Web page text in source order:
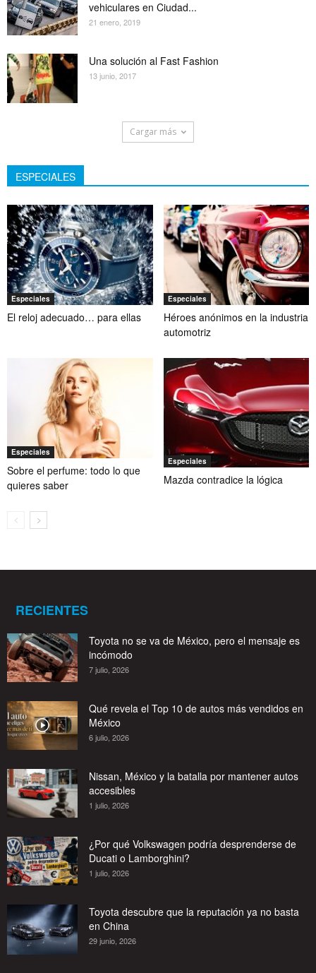
vehiculares en Ciudad...
21 enero, 2019
Una solución al Fast Fashion
13 junio, 2017
Cargar más
ESPECIALES
Especiales
El reloj adecuado… para ellas
Especiales
Héroes anónimos en la industria
automotriz
Especiales
Sobre el perfume: todo lo que
quieres saber
Especiales
Mazda contradice la lógica
RECIENTES
Toyota no se va de México, pero el mensaje es
incómodo
7 julio, 2026
Qué revela el Top 10 de autos más vendidos en
México
6 julio, 2026
Nissan, México y la batalla por mantener autos
accesibles
1 julio, 2026
¿Por qué Volkswagen podría desprenderse de
Ducati o Lamborghini?
1 julio, 2026
Toyota descubre que la reputación ya no basta
en China
29 junio, 2026